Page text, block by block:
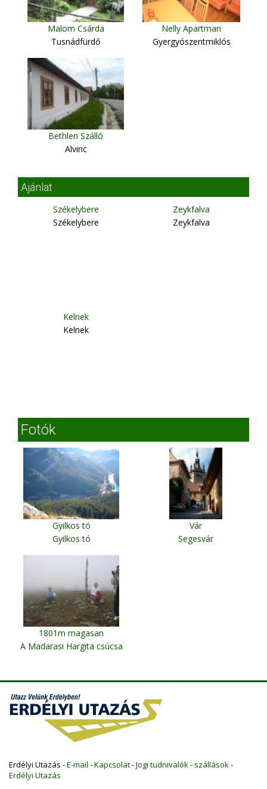
Malom Csárda
Tusnádfürdő
Nelly Apartman
Gyergyószentmiklós
Bethlen Szálló
Alvinc
Ajánlat
Székelybere
Székelybere
Zeykfalva
Zeykfalva
Kelnek
Kelnek
Fotók
Gyilkos tó
Gyilkos tó
Vár
Segesvár
1801m magasan
A Madarasi Hargita csúcsa
Erdélyi Utazás -E-mail -Kapcsolat-Jogi tudnivalók- szállások-
Erdélyi Utazás